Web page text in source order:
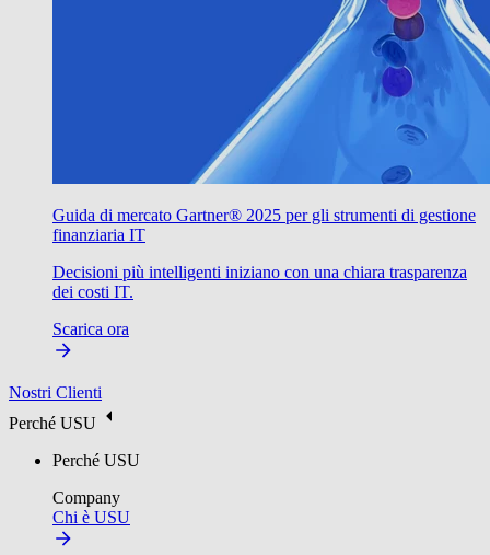
Guida di mercato Gartner® 2025 per gli strumenti di gestione
finanziaria IT
Decisioni più intelligenti iniziano con una chiara trasparenza
dei costi IT.
Scarica ora
Nostri Clienti
Perché USU
Perché USU
Company
Chi è USU